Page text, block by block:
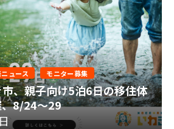
ュース モニター募集
、親子向け5泊6日の移住体
、8/24～29